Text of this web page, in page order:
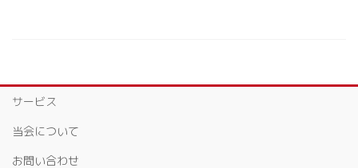
サービス
当会について
お問い合わせ